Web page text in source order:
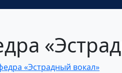
«Эстрадный вокал»